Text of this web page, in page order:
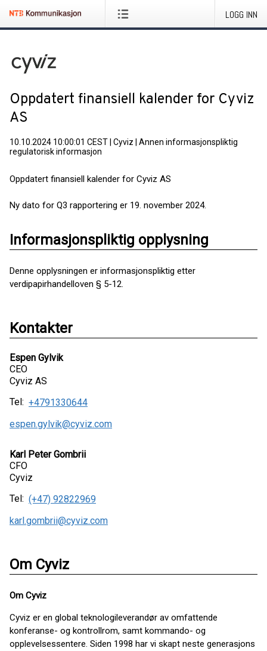
LOGG INN
Oppdatert finansiell kalender for Cyviz
AS
10.10.2024 10:00:01 CEST Cyviz
Annen informasjonspliktig
regulatorisk informasjon
Oppdatert finansiell kalender for Cyviz AS
Ny dato for Q3 rapportering er 19. november 2024.
Informasjonspliktig opplysning
Denne opplysningen er informasjonspliktig etter
verdipapirhandelloven § 5-12.
Kontakter
Espen Gylvik
CEO
Cyviz AS
Tel: +4791330644
espen.gylvik@cyviz.com
Karl Peter Gombrii
CFO
Cyviz
Tel: (+47) 92822969
karl.gombrii@cyviz.com
Om Cyviz
Om Cyviz
Cyviz er en global teknologileverandør av omfattende
konferanse- og kontrollrom, samt kommando- og
opplevelsessentere. Siden 1998 har vi skapt neste generasjons